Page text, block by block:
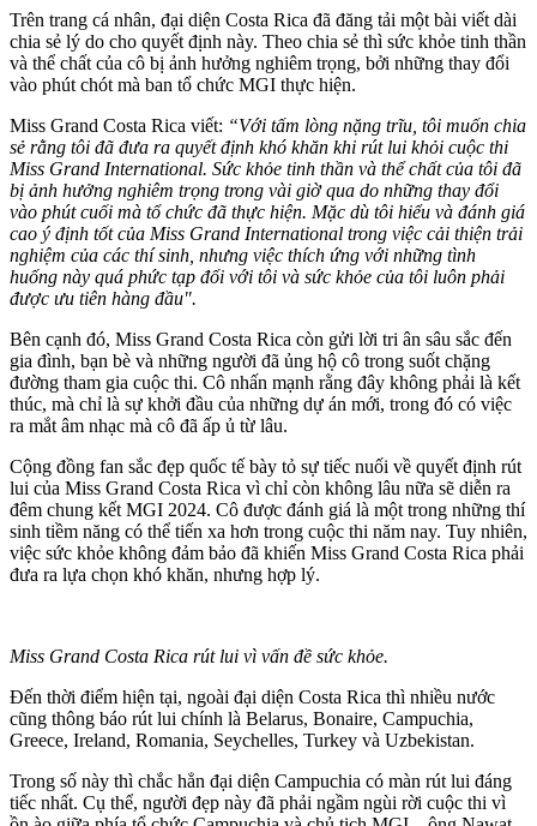
Trên trang cá nhân, đại diện Costa Rica đã đăng tải một bài viết dài
chia sẻ lý do cho quyết định này. Theo chia sẻ thì sức khỏe tinh thần
và thể chất của cô bị ảnh hưởng nghiêm trọng, bởi những thay đổi
vào phút chót mà ban tổ chức MGI thực hiện.
Miss Grand Costa Rica viết: “Với tấm lòng nặng trĩu, tôi muốn chia
sẻ rằng tôi đã đưa ra quyết định khó khăn khi rút lui khỏi cuộc thi
Miss Grand International. Sức khỏe tinh thần và thể chất của tôi đã
bị ảnh hưởng nghiêm trọng trong vài giờ qua do những thay đổi
vào phút cuối mà tổ chức đã thực hiện. Mặc dù tôi hiểu và đánh giá
cao ý định tốt của Miss Grand International trong việc cải thiện trải
nghiệm của các thí sinh, nhưng việc thích ứng với những tình
huống này quá phức tạp đối với tôi và sức khỏe của tôi luôn phải
được ưu tiên hàng đầu".
Bên cạnh đó, Miss Grand Costa Rica còn gửi lời tri ân sâu sắc đến
gia đình, bạn bè và những người đã ủng hộ cô trong suốt chặng
đường tham gia cuộc thi. Cô nhấn mạnh rằng đây không phải là kết
thúc, mà chỉ là sự khởi đầu của những dự án mới, trong đó có việc
ra mắt âm nhạc mà cô đã ấp ủ từ lâu.
Cộng đồng fan sắc đẹp quốc tế bày tỏ sự tiếc nuối về quyết định rút
lui của Miss Grand Costa Rica vì chỉ còn không lâu nữa sẽ diễn ra
đêm chung kết MGI 2024. Cô được đánh giá là một trong những thí
sinh tiềm năng có thể tiến xa hơn trong cuộc thi năm nay. Tuy nhiên,
việc sức khỏe không đảm bảo đã khiến Miss Grand Costa Rica phải
đưa ra lựa chọn khó khăn, nhưng hợp lý.
Miss Grand Costa Rica rút lui vì vấn đề sức khỏe.
Đến thời điểm hiện tại, ngoài đại diện Costa Rica thì nhiều nước
cũng thông báo rút lui chính là Belarus, Bonaire, Campuchia,
Greece, Ireland, Romania, Seychelles, Turkey và Uzbekistan.
Trong số này thì chắc hẳn đại diện Campuchia có màn rút lui đáng
tiếc nhất. Cụ thể, người đẹp này đã phải ngầm ngùi rời cuộc thi vì